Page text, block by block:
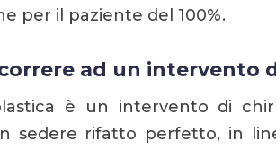
per il paziente del 100%.
ad un intervento
è un intervento di
sedere rifatto perfetto, in